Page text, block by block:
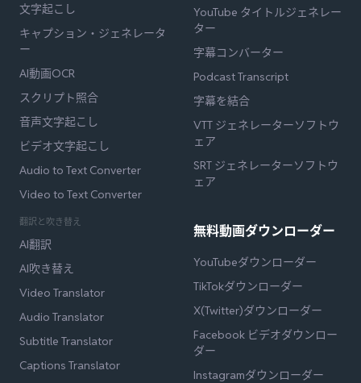
文字起こし
キャプション・ジェネレータ
ー
AI動画OCR
スクリプト照合
音声文字起こし
ビデオ文字起こし
Audio to Text Converter
Video to Text Converter
翻訳と吹き替え
AI翻訳
AI吹き替え
Video Translator
Audio Translator
Subtitle Translator
Captions Translator
YouTube タイトルジェネレー
ター
字幕コンバーター
Podcast Transcript
字幕を結合
VTT ジェネレーターソフトウ
ェア
SRT ジェネレーターソフトウ
ェア
無料動画ダウンローダー
YouTubeダウンローダー
TikTokダウンローダー
X(Twitter)ダウンローダー
Facebook ビデオダウンロー
ダー
Instagramダウンローダー